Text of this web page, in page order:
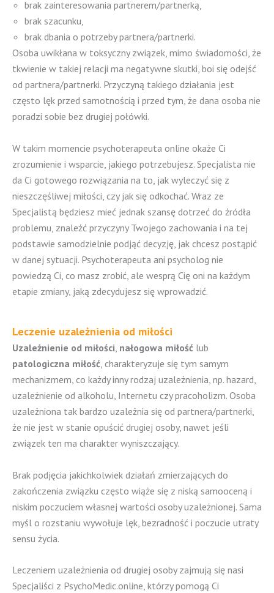
brak zainteresowania partnerem/partnerką,
brak szacunku,
brak dbania o potrzeby partnera/partnerki.
Osoba uwikłana w toksyczny związek, mimo świadomości, że
tkwienie w takiej relacji ma negatywne skutki, boi się odejść
od partnera/partnerki. Przyczyną takiego działania jest
często lęk przed samotnością i przed tym, że dana osoba nie
poradzi sobie bez drugiej połówki.
W takim momencie psychoterapeuta online okaże Ci
zrozumienie i wsparcie, jakiego potrzebujesz. Specjalista nie
da Ci gotowego rozwiązania na to, jak wyleczyć się z
nieszczęśliwej miłości, czy jak się odkochać. Wraz ze
Specjalistą będziesz mieć jednak szansę dotrzeć do źródła
problemu, znaleźć przyczyny Twojego zachowania i na tej
podstawie samodzielnie podjąć decyzję, jak chcesz postąpić
w danej sytuacji. Psychoterapeuta ani psycholog nie
powiedzą Ci, co masz zrobić, ale wesprą Cię oni na każdym
etapie zmiany, jaką zdecydujesz się wprowadzić.
Leczenie uzależnienia od miłości
Uzależnienie od miłości, nałogowa miłość lub
patologiczna miłość, charakteryzuje się tym samym
mechanizmem, co każdy inny rodzaj uzależnienia, np. hazard,
uzależnienie od alkoholu, Internetu czy pracoholizm. Osoba
uzależniona tak bardzo uzależnia się od partnera/partnerki,
że nie jest w stanie opuścić drugiej osoby, nawet jeśli
związek ten ma charakter wyniszczający.
Brak podjęcia jakichkolwiek działań zmierzających do
zakończenia związku często wiąże się z niską samooceną i
niskim poczuciem własnej wartości osoby uzależnionej. Sama
myśl o rozstaniu wywołuje lęk, bezradność i poczucie utraty
sensu życia.
Leczeniem uzależnienia od drugiej osoby zajmują się nasi
Specjaliści z PsychoMedic.online, którzy pomogą Ci